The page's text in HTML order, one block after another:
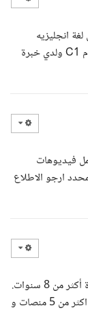
انجليزيه
محترف للمرحلة الثانوية مستوي الإنجليزي عندي متقدم C1 ولدي خبرة
فيديوهات
ارجو الاطلاع
السلام عليكم، أنا أحمد مهدي، مدرس لغة إنجليزية خبرة أكثر من 8 سنوات.
- اكثر من 10 الاف ساعة فعلية بالتدريس. - اعمل على اكثر من 5 منصات و